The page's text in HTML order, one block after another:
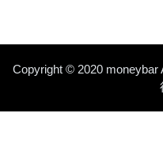
Copyright © 2020